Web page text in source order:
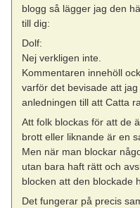
blogg så lägger jag den
till dig:
Dolf:
Nej verkligen inte.
Kommentaren innehöll
varför det bevisade att
anledningen till att Catta
Att folk blockas för att de
brott eller liknande är en
Men när man blockar
utan bara haft rätt och
blocken att den blockade
Det fungerar på precis